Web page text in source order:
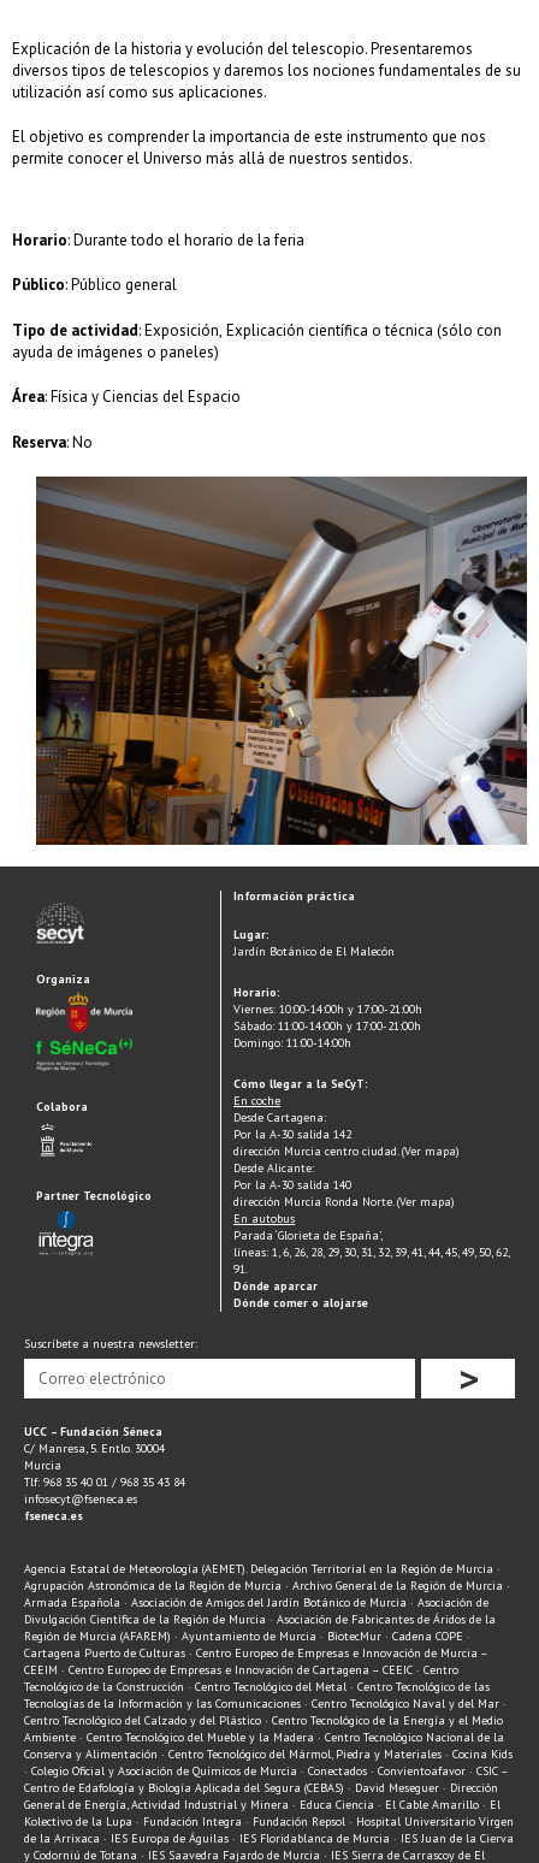
Explicación de la historia y evolución del telescopio. Presentaremos
diversos tipos de telescopios y daremos los nociones fundamentales de su
utilización así como sus aplicaciones.
El objetivo es comprender la importancia de este instrumento que nos
permite conocer el Universo más allá de nuestros sentidos.
Horario: Durante todo el horario de la feria
Público: Público general
Tipo de actividad: Exposición, Explicación científica o técnica (sólo con
ayuda de imágenes o paneles)
Área: Física y Ciencias del Espacio
Reserva: No
Organiza
Colabora
Partner Tecnológico
Información práctica
Lugar:
Jardín Botánico de El Malecón
Horario:
Viernes: 10:00-14:00h y 17:00-21:00h
Sábado: 11:00-14:00h y 17:00-21:00h
Domingo: 11:00-14:00h
Cómo llegar a la SeCyT:
En coche
Desde Cartagena:
Por la A-30 salida 142
dirección Murcia centro ciudad. (Ver mapa)
Desde Alicante:
Por la A-30 salida 140
dirección Murcia Ronda Norte. (Ver mapa)
En autobus
Parada ‘Glorieta de España’,
líneas: 1, 6, 26, 28, 29, 30, 31, 32, 39, 41, 44, 45, 49, 50, 62,
91.
Dónde aparcar
Dónde comer o alojarse
Suscríbete a nuestra newsletter:
>
UCC – Fundación Séneca
C/ Manresa, 5. Entlo. 30004
Murcia
Tlf: 968 35 40 01 / 968 35 43 84
infosecyt@fseneca.es
fseneca.es
Agencia Estatal de Meteorología (AEMET). Delegación Territorial en la Región de Murcia ·
Agrupación Astronómica de la Región de Murcia · Archivo General de la Región de Murcia ·
Armada Española · Asociación de Amigos del Jardín Botánico de Murcia · Asociación de
Divulgación Científica de la Región de Murcia · Asociación de Fabricantes de Áridos de la
Región de Murcia (AFAREM) · Ayuntamiento de Murcia · BiotecMur · Cadena COPE ·
Cartagena Puerto de Culturas · Centro Europeo de Empresas e Innovación de Murcia –
CEEIM · Centro Europeo de Empresas e Innovación de Cartagena – CEEIC · Centro
Tecnológico de la Construcción · Centro Tecnológico del Metal · Centro Tecnológico de las
Tecnologías de la Información y las Comunicaciones · Centro Tecnológico Naval y del Mar ·
Centro Tecnológico del Calzado y del Plástico · Centro Tecnológico de la Energía y el Medio
Ambiente · Centro Tecnológico del Mueble y la Madera · Centro Tecnológico Nacional de la
Conserva y Alimentación · Centro Tecnológico del Mármol, Piedra y Materiales · Cocina Kids
· Colegio Oficial y Asociación de Químicos de Murcia · Conectados · Convientoafavor · CSIC –
Centro de Edafología y Biología Aplicada del Segura (CEBAS) · David Meseguer · Dirección
General de Energía, Actividad Industrial y Minera · Educa Ciencia · El Cable Amarillo · El
Kolectivo de la Lupa · Fundación Integra · Fundación Repsol · Hospital Universitario Virgen
de la Arrixaca · IES Europa de Águilas · IES Floridablanca de Murcia · IES Juan de la Cierva
y Codorniú de Totana · IES Saavedra Fajardo de Murcia · IES Sierra de Carrascoy de El